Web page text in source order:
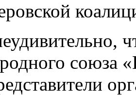
союза